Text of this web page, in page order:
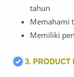
tahun
Memahami
Memiliki
3. PRODUCT